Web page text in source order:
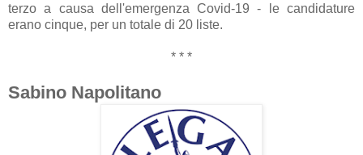
terzo a causa dell'emergenza Covid-19 - le candidature
erano cinque, per un totale di 20 liste.
* * *
Sabino Napolitano